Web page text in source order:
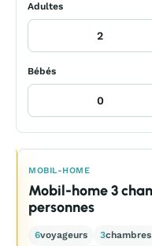
Adultes
Bébés
MOBIL-HOME
Mobil-home 3
personnes
6voyageurs 3chambres